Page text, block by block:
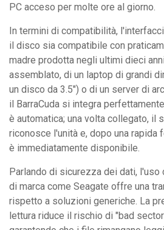
PC acceso per molte ore al giorno.
In termini di compatibilità,
il disco sia compatibile con
madre prodotta negli ultimi dieci
assemblato, di un laptop di grandi
un disco da 3.5") o di un server di
il BarraCuda si integra
è automatica; una volta collegato, il
riconosce l'unità e, dopo una rapida
è immediatamente disponibile.
Parlando di sicurezza dei dati, l'uso
di marca come Seagate offre una
rispetto a soluzioni generiche. La
lettura riduce il rischio di "bad